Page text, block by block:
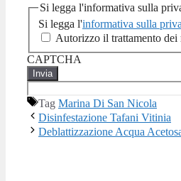
Si legga l'informativa sulla
Si legga l'informativa sulla
Autorizzo il trattamento dei
CAPTCHA
Tag Marina Di San Nicola
Disinfestazione Tafani Vitinia
Deblattizzazione Acqua